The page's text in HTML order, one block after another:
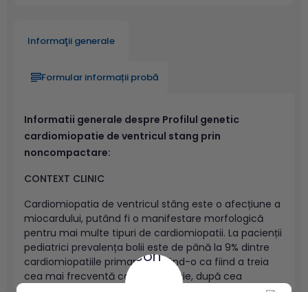
Informaţii generale
Formular informații probă
Informatii generale despre Profilul genetic
cardiomiopatie de ventricul stang prin
noncompactare:
CONTEXT CLINIC
Cardiomiopatia de ventricul stâng este o afecțiune a
miocardului, putând fi o manifestare morfologică
pentru mai multe tipuri de cardiomiopatii. La pacienții
pediatrici prevalența bolii este de până la 9% dintre
cardiomiopatiile primare, plasând-o ca fiind a treia
cea mai frecventă cardiomiopatie, după cea